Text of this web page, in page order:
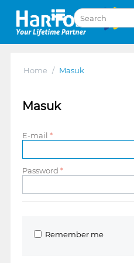
Home / Masuk
Masuk
E-mail
Password
Remember me